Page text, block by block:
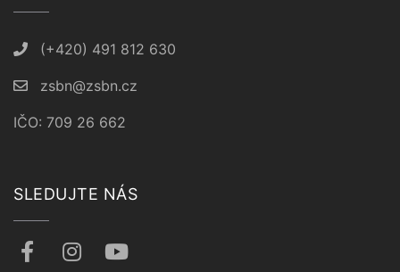
(+420) 491 812 630
zsbn@zsbn.cz
IČO: 709 26 662
SLEDUJTE NÁS